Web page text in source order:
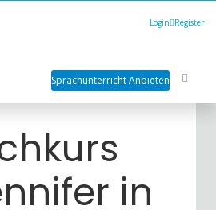
Login Register
Sprachunterricht Anbieten
in